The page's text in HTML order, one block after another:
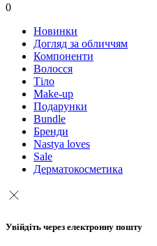
0
Новинки
Догляд за обличчям
Компоненти
Волосся
Тіло
Make-up
Подарунки
Bundle
Бренди
Nastya loves
Sale
Дерматокосметика
Увійдіть через електронну пошту